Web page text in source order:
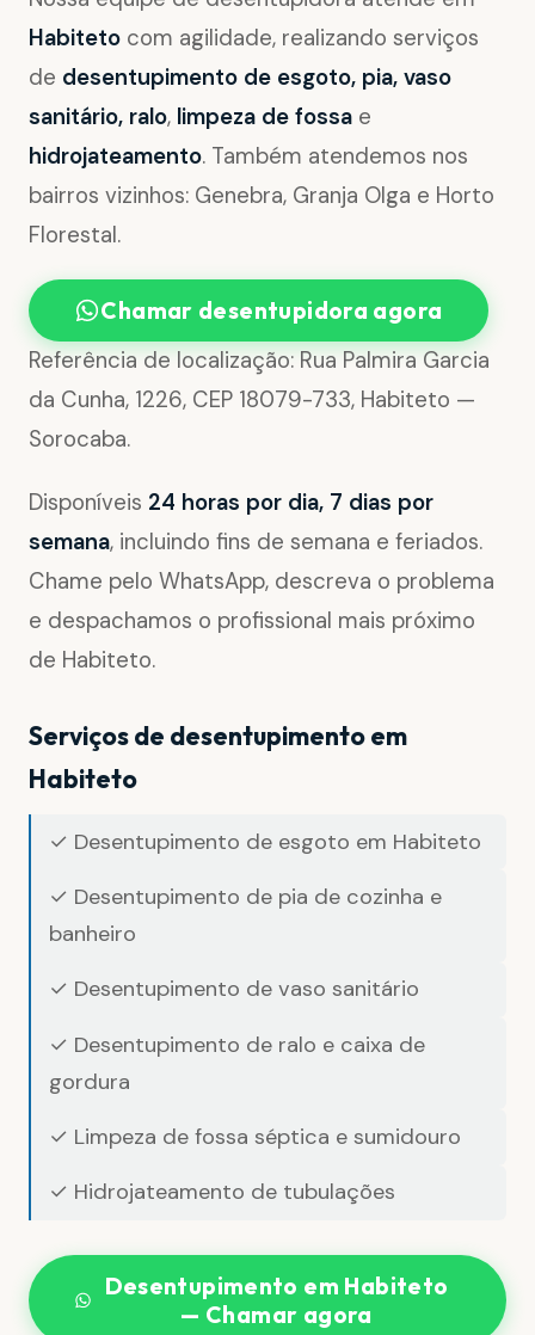
Habiteto com agilidade, realizando serviços
de desentupimento de esgoto, pia, vaso
sanitário, ralo, limpeza de fossa e
hidrojateamento. Também atendemos nos
bairros vizinhos: Genebra, Granja Olga e Horto
Florestal.
Chamar desentupidora agora
Referência de localização: Rua Palmira Garcia
da Cunha, 1226, CEP 18079-733, Habiteto —
Sorocaba.
Disponíveis 24 horas por dia, 7 dias por
semana, incluindo fins de semana e feriados.
Chame pelo WhatsApp, descreva o problema
e despachamos o profissional mais próximo
de Habiteto.
Serviços de desentupimento em
Habiteto
✓ Desentupimento de esgoto em Habiteto
✓ Desentupimento de pia de cozinha e
banheiro
✓ Desentupimento de vaso sanitário
✓ Desentupimento de ralo e caixa de
gordura
✓ Limpeza de fossa séptica e sumidouro
✓ Hidrojateamento de tubulações
Desentupimento em Habiteto
— Chamar agora